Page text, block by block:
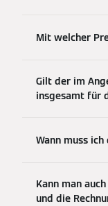
Mit welcher
Gilt der im
insgesamt für
Wann muss
Kann man
und die